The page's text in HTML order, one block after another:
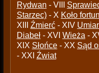
Rydwan - VIII
Starzec)- X Koło
XIII Źmierć- XIV
Diabeł- XVI Wieża -
XIX Słońce- XX Sąd
- XXI Źwiat